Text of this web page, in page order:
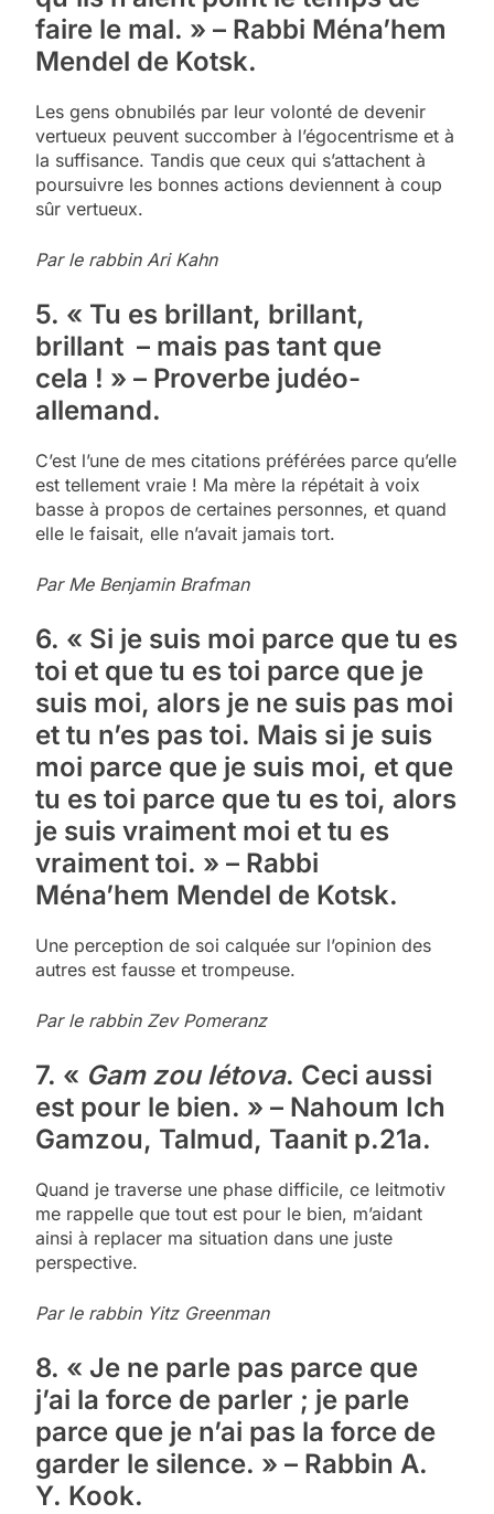
faire le mal. » – Rabbi Ména’hem
Mendel de Kotsk.
Les gens obnubilés par leur volonté de devenir
vertueux peuvent succomber à l’égocentrisme et à
la suffisance. Tandis que ceux qui s’attachent à
poursuivre les bonnes actions deviennent à coup
sûr vertueux.
Par le rabbin Ari Kahn
5. « Tu es brillant, brillant,
brillant – mais pas tant que
cela ! » – Proverbe judéo-
allemand.
C’est l’une de mes citations préférées parce qu’elle
est tellement vraie ! Ma mère la répétait à voix
basse à propos de certaines personnes, et quand
elle le faisait, elle n’avait jamais tort.
Par Me Benjamin Brafman
6. « Si je suis moi parce que tu es
toi et que tu es toi parce que je
suis moi, alors je ne suis pas moi
et tu n’es pas toi. Mais si je suis
moi parce que je suis moi, et que
tu es toi parce que tu es toi, alors
je suis vraiment moi et tu es
vraiment toi. » – Rabbi
Ména’hem Mendel de Kotsk.
Une perception de soi calquée sur l’opinion des
autres est fausse et trompeuse.
Par le rabbin Zev Pomeranz
7. « Gam zou létova. Ceci aussi
est pour le bien. » – Nahoum Ich
Gamzou, Talmud, Taanit p.21a.
Quand je traverse une phase difficile, ce leitmotiv
me rappelle que tout est pour le bien, m’aidant
ainsi à replacer ma situation dans une juste
perspective.
Par le rabbin Yitz Greenman
8. « Je ne parle pas parce que
j’ai la force de parler ; je parle
parce que je n’ai pas la force de
garder le silence. » – Rabbin A.
Y. Kook.